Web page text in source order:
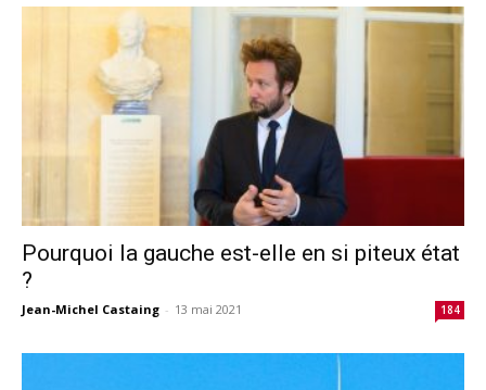
Pourquoi la gauche est-elle en si piteux état
?
Jean-Michel Castaing - 13 mai 2021 184